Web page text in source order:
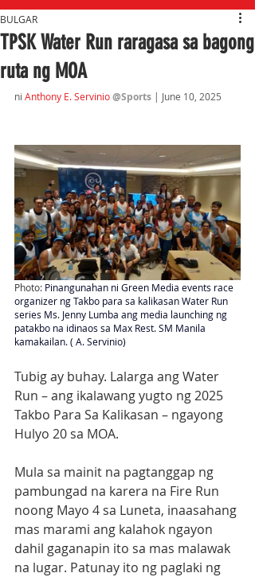
TPSK Water Run raragasa sa bagong
ruta ng MOA
BULGAR
ni Anthony E. Servinio@Sports | June 10, 2025
Photo: Pinangunahan ni Green Media events race
organizer ng Takbo para sa kalikasan Water Run
series Ms. Jenny Lumba ang media launching ng
patakbo na idinaos sa Max Rest. SM Manila
kamakailan. ( A. Servinio)
Tubig ay buhay. Lalarga ang Water
Run – ang ikalawang yugto ng 2025
Takbo Para Sa Kalikasan – ngayong
Hulyo 20 sa MOA.
Mula sa mainit na pagtanggap ng
pambungad na karera na Fire Run
noong Mayo 4 sa Luneta, inaasahang
mas marami ang kalahok ngayon
dahil gaganapin ito sa mas malawak
na lugar. Patunay ito ng paglaki ng